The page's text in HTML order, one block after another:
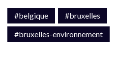
#belgique
#bruxelles
#bruxelles-environnement